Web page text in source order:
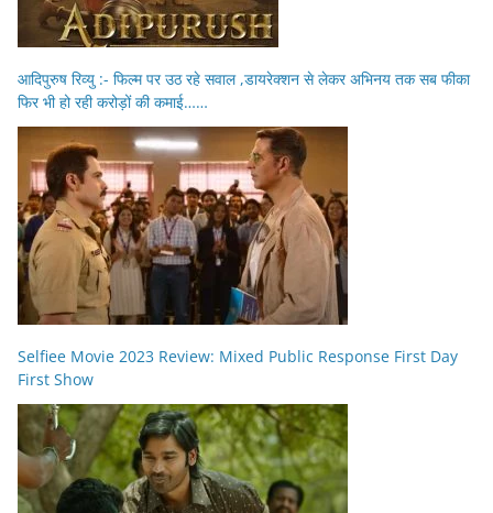
आदिपुरुष रिव्यु :- फिल्म पर उठ रहे सवाल ,डायरेक्शन से लेकर अभिनय तक सब फीका
फिर भी हो रही करोड़ों की कमाई……
Selfiee Movie 2023 Review: Mixed Public Response First Day
First Show